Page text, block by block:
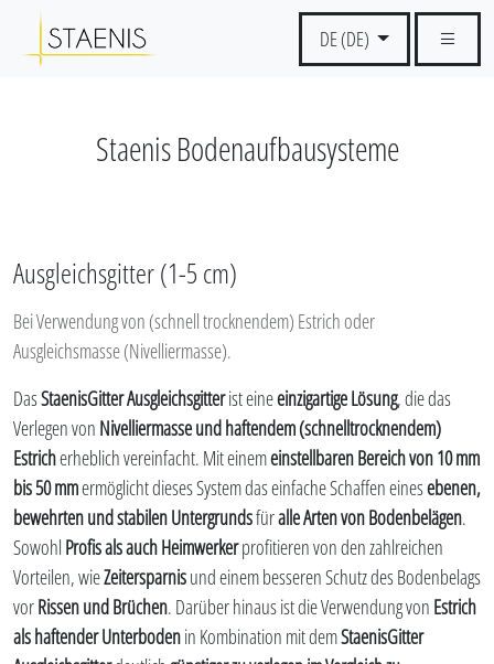
DE (DE)
Staenis Bodenaufbausysteme
Ausgleichsgitter (1-5 cm)
Bei Verwendung von (schnell trocknendem) Estrich oder
Ausgleichsmasse (Nivelliermasse).
DasStaenisGitter Ausgleichsgitterist eineeinzigartige Lösung, die das
Verlegen von Nivelliermasse und haftendem (schnelltrocknendem)
Estricherheblich vereinfacht. Mit einemeinstellbaren Bereich von 10 mm
bis 50 mmermöglicht dieses System das einfache Schaffen einesebenen,
bewehrten und stabilen Untergrundsfüralle Arten von Bodenbelägen.
Sowohl Profis als auch Heimwerkerprofitieren von den zahlreichen
Vorteilen, wieZeitersparnisund einem besseren Schutz des Bodenbelags
vorRissen und Brüchen. Darüber hinaus ist die Verwendung von Estrich
als haftender Unterbodenin Kombination mit demStaenisGitter